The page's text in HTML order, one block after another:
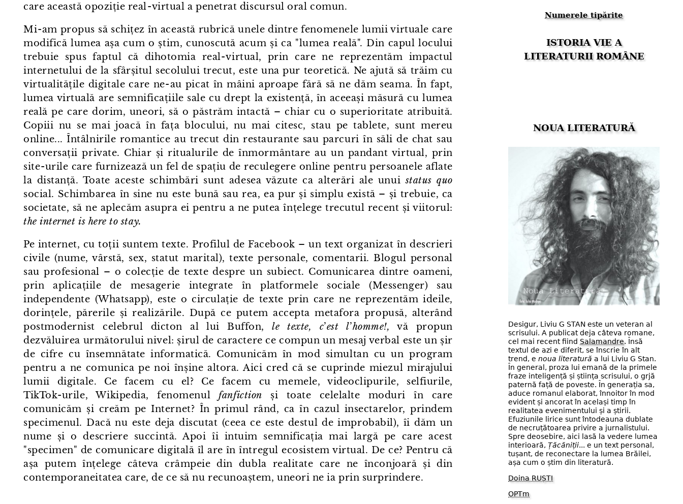
care această opoziție real⁠-⁠virtual a penetrat discursul oral comun.
Mi⁠-⁠am propus să schițez în această rubrică unele dintre fenomenele lumii virtuale care
modifică lumea așa cum o știm, cunoscută acum și ca "lumea reală". Din capul locului
trebuie spus faptul că dihotomia real⁠-⁠virtual, prin care ne reprezentăm impactul
internetului de la sfârșitul secolului trecut, este una pur teoretică. Ne ajută să trăim cu
virtualitățile digitale care ne⁠-⁠au picat în mâini aproape fără să ne dăm seama. În fapt,
lumea virtuală are semnificațiile sale cu drept la existență, în aceeași măsură cu lumea
reală pe care dorim, uneori, să o păstrăm intactă – chiar cu o superioritate atribuită.
Copiii nu se mai joacă în fața blocului, nu mai citesc, stau pe tablete, sunt mereu
online... Întâlnirile romantice au trecut din restaurante sau parcuri în săli de chat sau
conversații private. Chiar și ritualurile de înmormântare au un pandant virtual, prin
site⁠-⁠urile care furnizează un fel de spațiu de reculegere online pentru persoanele aflate
la distanță. Toate aceste schimbări sunt adesea văzute ca alterări ale unuistatus quo
social. Schimbarea în sine nu este bună sau rea, ea pur și simplu există – și trebuie, ca
societate, să ne aplecăm asupra ei pentru a ne putea înțelege trecutul recent și viitorul:
the internet is here to stay.
Pe internet, cu toții suntem texte. Profilul de Facebook – un text organizat în descrieri
civile (nume, vârstă, sex, statut marital), texte personale, comentarii. Blogul personal
sau profesional – o colecție de texte despre un subiect. Comunicarea dintre oameni,
prin aplicațiile de mesagerie integrate în platformele sociale (Messenger) sau
independente (Whatsapp), este o circulație de texte prin care ne reprezentăm ideile,
dorințele, părerile și realizările. După ce putem accepta metafora propusă, alterând
postmodernist celebrul dicton al lui Buffon, le texte, c’est l’homme!,
vă propun
dezvăluirea următorului nivel: șirul de caractere ce compun un mesaj verbal este un șir
de cifre cu însemnătate informatică. Comunicăm în mod simultan cu un program
pentru a ne comunica pe noi înșine altora. Aici cred că se cuprinde miezul mirajului
lumii digitale. Ce facem cu el? Ce facem cu memele, videoclipurile, selfiurile,
TikTok⁠-⁠urile, Wikipedia, fenomenulfanfiction și toate celelalte moduri în care
comunicăm și creăm pe Internet? În primul rând, ca în cazul insectarelor, prindem
specimenul. Dacă nu este deja discutat (ceea ce este destul de improbabil), îi dăm un
nume și o descriere succintă. Apoi îi intuim semnificația mai largă pe care acest
"specimen" de comunicare digitală îl are în întregul ecosistem virtual. De ce? Pentru că
așa putem înțelege câteva crâmpeie din dubla realitate care ne înconjoară și din
contemporaneitatea care, de ce să nu recunoaștem, uneori ne ia prin surprindere.
Numerele tipărite
ISTORIA VIE A
LITERATURII ROMÂNE
NOUA LITERATURĂ
Desigur, Liviu G STAN este un veteran al
scrisului. A publicat deja câteva romane,
cel mai recent fiind Salamandre. Însă
textul de azi e diferit, se înscrie în alt
trend, e noua literatură a lui Liviu G Stan.
În general, proza lui emană de la primele
fraze inteligență și știința scrisului, o grjă
paternă față de poveste. În generația sa,
aduce romanul elaborat, înnoitor în mod
evident și ancorat în același timp în
realitatea evenimentului și a știrii.
Efuziunile lirice sunt întodeauna dublate
de necruțătoarea privire a jurnalistului.
Spre deosebire, aici lasă la vedere lumea
interioară, Țăcăniții... e un text personal,
tușant, de reconectare la lumea Brăilei,
așa cum o știm din literatură.
Doina RUȘTI
OPTm